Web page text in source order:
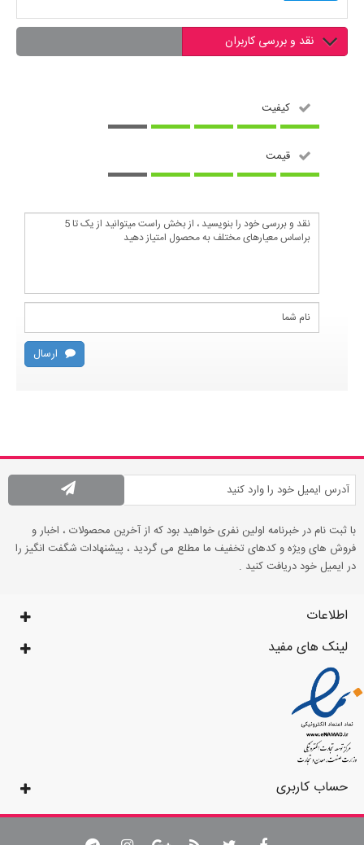
نقد و بررسی کاربران
کیفیت
قیمت
ارسال
با ثبت نام در خبرنامه اولین نفری خواهید بود که از آخرین محصولات ، اخبار و
فروش های ویژه و کدهای تخفیف ما مطلع می گردید ، پیشنهادات شگفت انگیز را
در ایمیل خود دریافت کنید .
اطلاعات
لینک های مفید
حساب کاربری